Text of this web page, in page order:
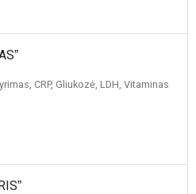
CRP, Gliukozė, LDH, Vitaminas